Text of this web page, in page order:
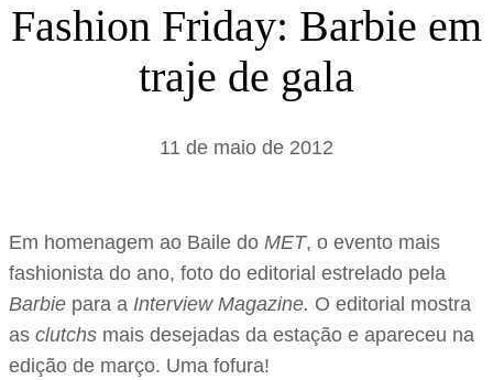
a
Fashion Friday: Barbie em
traje de gala
11 de maio de 2012
Em homenagem ao Baile do MET, o evento mais
fashionista do ano, foto do editorial estrelado pela
Barbie para a Interview Magazine. O editorial mostra
as clutchs mais desejadas da estação e apareceu na
edição de março. Uma fofura!